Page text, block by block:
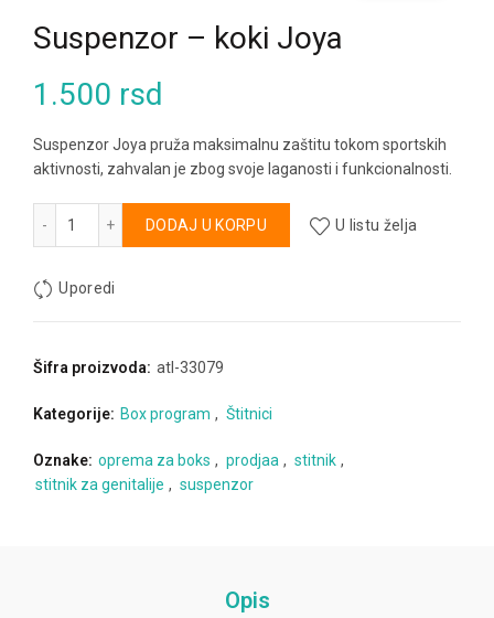
Suspenzor – koki Joya
1.500 rsd
Suspenzor Joya pruža maksimalnu zaštitu tokom sportskih
aktivnosti, zahvalan je zbog svoje laganosti i funkcionalnosti.
Suspenzor - koki Joya količina
DODAJ U KORPU
Alternative:
U listu želja
Uporedi
Šifra proizvoda: atl-33079
Kategorije: Box program , Štitnici
Oznake: oprema za boks , prodjaa , stitnik ,
stitnik za genitalije , suspenzor
Opis